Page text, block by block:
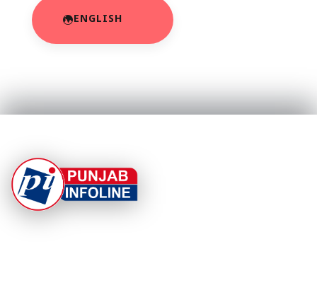
ENGLISH